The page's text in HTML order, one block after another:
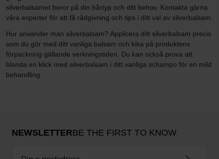
silverbalsamet beror på din hårtyp och ditt behov. Kontakta gärna
våra experter för att få rådgivning och tips i ditt val av silverbalsam.
Hur använder man silverbalsam? Applicera ditt silverbalsam precis
som du gör med ditt vanliga balsam och kika på produktens
förpackning gällande verkningstiden. Du kan också prova att
blanda en klick med silverbalsam i ditt vanliga schampo för en mild
behandling.
NEWSLETTERBE THE FIRST TO KNOW